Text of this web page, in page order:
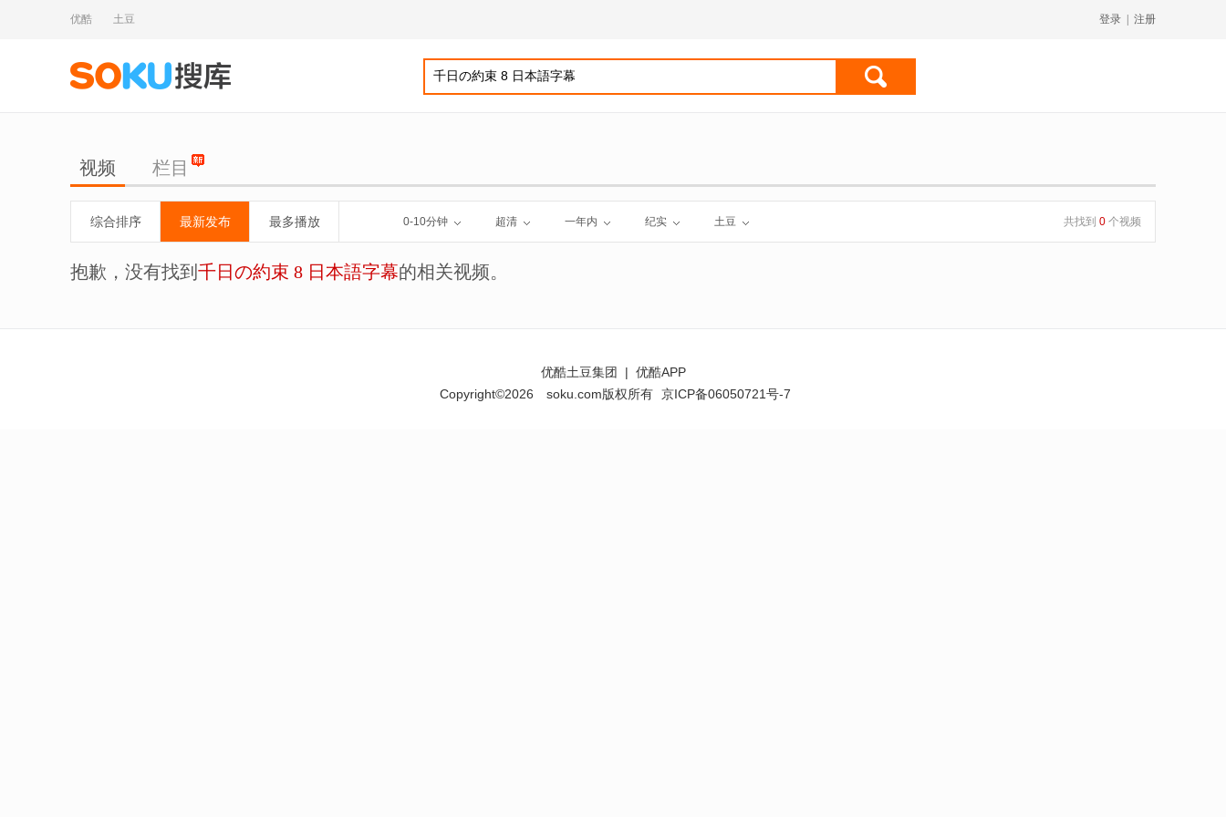
优酷 土豆 登录 注册
视频 栏目
综合排序 最新发布 最多播放 0-10分钟 超清 一年内 纪实 土豆 共找到 0 个视频
抱歉，没有找到 千日の約束 8 日本語字幕的相关视频。
优酷土豆集团 | 优酷APP
Copyright©2026
soku.com版权所有 京ICP备06050721号-7